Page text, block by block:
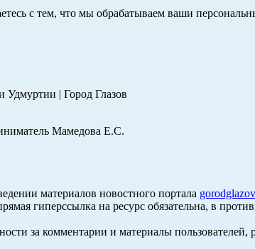
с тем, что мы обрабатываем ваши
Удмуртии | Город Глазов
Мамедова Е.С.
материалов новостного портала
гиперссылка на ресурс обязательна, в
за комментарии и материалы